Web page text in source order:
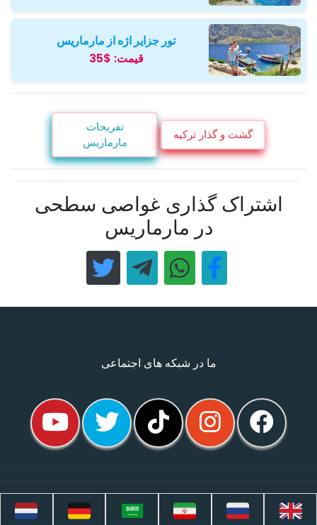
تور جزایر اژه از مارماریس
قیمت: $35
گشت و گذار ترکیه
تفریحات
مارماریس
اشتراک گذاری غواصی سطحی
در مارماریس
ما در شبکه های اجتماعی